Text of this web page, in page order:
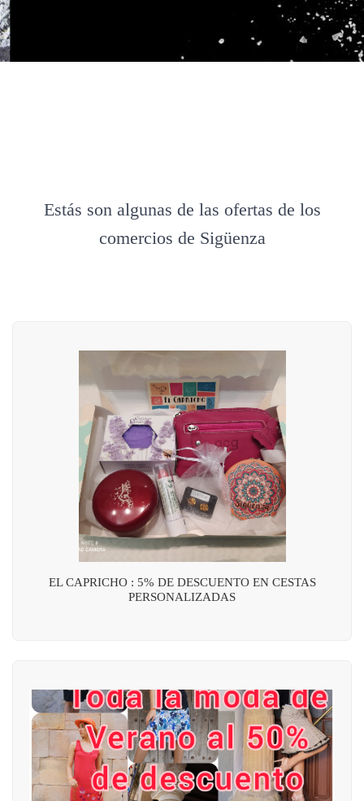
Estás son algunas de las ofertas de los
comercios de Sigüenza
EL CAPRICHO : 5% DE DESCUENTO EN CESTAS
PERSONALIZADAS